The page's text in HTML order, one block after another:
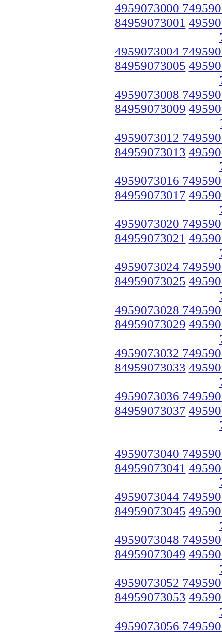
4959073000
84959073001
4959073004
84959073005
4959073008
84959073009
4959073012
84959073013
4959073016
84959073017
4959073020
84959073021
4959073024
84959073025
4959073028
84959073029
4959073032
84959073033
4959073036
84959073037
4959073040
84959073041
4959073044
84959073045
4959073048
84959073049
4959073052
84959073053
4959073056